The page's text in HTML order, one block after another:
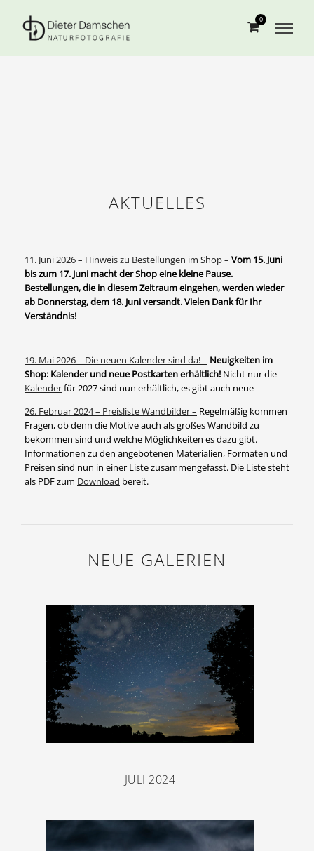
0
AKTUELLES
11. Juni 2026 – Hinweis zu Bestellungen im Shop – Vom 15. Juni
bis zum 17. Juni macht der Shop eine kleine Pause.
Bestellungen, die in diesem Zeitraum eingehen, werden wieder
ab Donnerstag, dem 18. Juni versandt. Vielen Dank für Ihr
Verständnis!
19. Mai 2026 – Die neuen Kalender sind da! – Neuigkeiten im
Shop: Kalender und neue Postkarten erhältlich! Nicht nur die
Kalenderfür 2027 sind nun erhältlich, es gibt auch neue
26. Februar 2024 – Preisliste Wandbilder – Regelmäßig kommen
Fragen, ob denn die Motive auch als großes Wandbild zu
bekommen sind und welche Möglichkeiten es dazu gibt.
Informationen zu den angebotenen Materialien, Formaten und
Preisen sind nun in einer Liste zusammengefasst. Die Liste steht
als PDF zum Download bereit.
NEUE GALERIEN
JULI 2024